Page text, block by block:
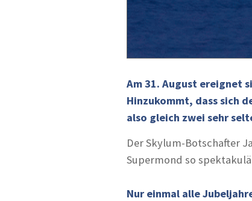
Am 31. August ereignet
Hinzukommt, dass sich
also gleich zwei sehr
Der Skylum-Botschafter
Supermond so
Nur einmal alle